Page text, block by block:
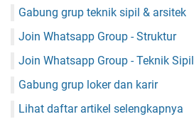
Gabung grup teknik sipil & arsitek
Join Whatsapp Group - Struktur
Join Whatsapp Group - Teknik Sipil
Gabung grup loker dan karir
Lihat daftar artikel selengkapnya